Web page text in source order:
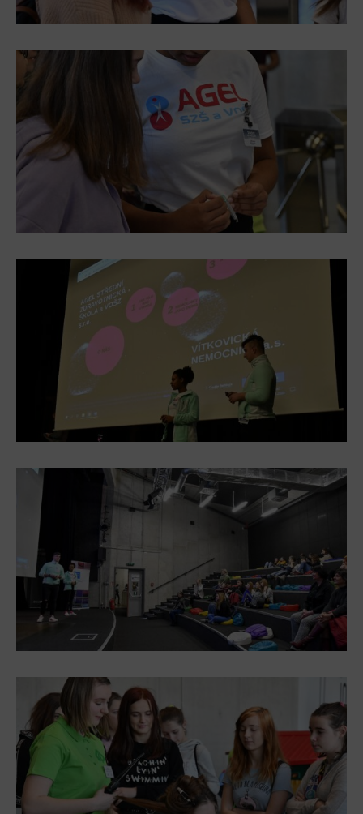
Další
Narozeninové oslavy
Tematické dárkové poukazy
Pro školy
DOVýuky
Kroužky pro děti